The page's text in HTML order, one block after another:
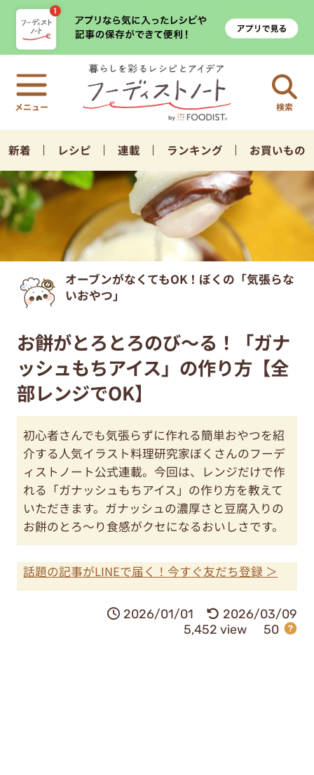
検索
新着 レシピ 連載 ランキング お買いもの
オーブンがなくてもOK！ぼくの「気張らな
いおやつ」
お餅がとろとろのび～る！「ガナ
ッシュもちアイス」の作り方【全
部レンジでOK】
初心者さんでも気張らずに作れる簡単おやつを紹
介する人気イラスト料理研究家ぼくさんのフーデ
ィストノート公式連載。今回は、レンジだけで作
れる「ガナッシュもちアイス」の作り方を教えて
いただきます。ガナッシュの濃厚さと豆腐入りの
お餅のとろ～り食感がクセになるおいしさです。
話題の記事がLINEで届く！今すぐ友だち登録 ＞
2026/01/01
2026/03/09
5,452 view
50